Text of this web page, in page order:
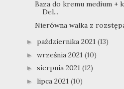
Baza do kremu medium +
Del...
Nierówna walka z
► października 2021 (13)
► września 2021 (10)
► sierpnia 2021 (12)
► lipca 2021 (10)